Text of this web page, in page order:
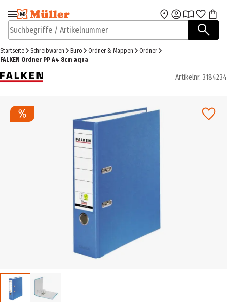
Zur Navigation
springen
Zum Hauptinhalt
Suchbegriffe / Artikelnummer
Startseite Schreibwaren Büro Ordner & Mappen
Ordner
FALKEN Ordner PP A4 8cm aqua
Artikelnr. 3184234